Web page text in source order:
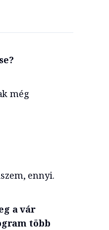
még
ennyi.
a vár
több